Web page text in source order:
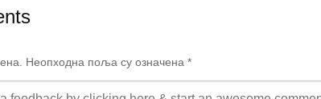
Неопходна поља су означена *